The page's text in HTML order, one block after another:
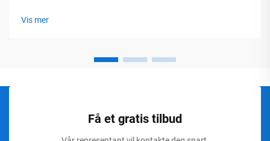
Vis mer
Få et gratis tilbud